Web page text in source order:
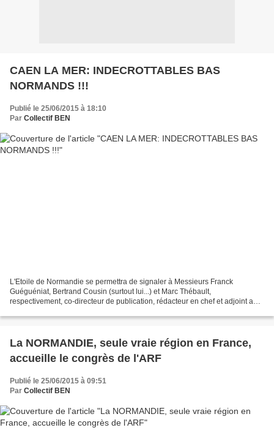
CAEN LA MER: INDECROTTABLES BAS
NORMANDS !!!
Publié le 25/06/2015 à 18:10
Par Collectif BEN
L'Etoile de Normandie se permettra de signaler à Messieurs Franck
Guéguéniat, Bertrand Cousin (surtout lui...) et Marc Thébault,
respectivement, co-directeur de publication, rédacteur en chef et adjoint au
La NORMANDIE, seule vraie région en France,
accueille le congrès de l'ARF
Publié le 25/06/2015 à 09:51
Par Collectif BEN